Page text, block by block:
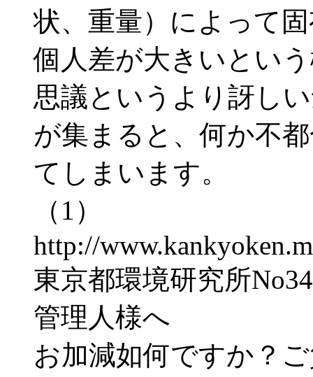
状、重量）によって
個人差が大きいとい
思議というより訝し
が集まると、何か不
てしまいます。
（1）
http://
東京都環境研究所
管理人様へ
お加減如何ですか？